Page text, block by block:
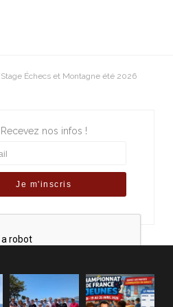
Stage Échecs et Montagne été 2026
Recevez nos infos !